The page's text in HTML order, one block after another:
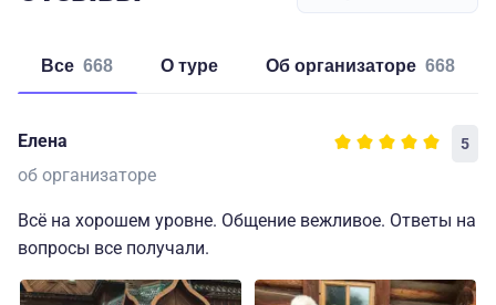
Все 668 о туре об организаторе 668
Елена 5
об организаторе
Всё на хорошем уровне. Общение вежливое. Ответы на
вопросы все получали.